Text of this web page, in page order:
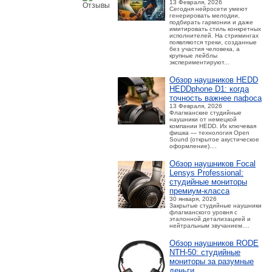
13 Февраля, 2026
Сегодня нейросети умеют
генерировать мелодии,
подбирать гармонии и даже
имитировать стиль конкретных
исполнителей. На стримингах
появляются треки, созданные
без участия человека, а
крупные лейблы
экспериментируют...
Обзор наушников HEDD
HEDDphone D1: когда
точность важнее пафоса
13 Февраля, 2026
Флагманские студийные
наушники от немецкой
компании HEDD. Их ключевая
фишка — технология Open
Sound (открытое акустическое
оформление)....
Обзор наушников Focal
Lensys Professional:
студийные мониторы
премиум‑класса
30 января, 2026
Закрытые студийные наушники
флагманского уровня с
эталонной детализацией и
нейтральным звучанием....
Обзор наушников RODE
NTH-50: студийные
мониторы за разумные